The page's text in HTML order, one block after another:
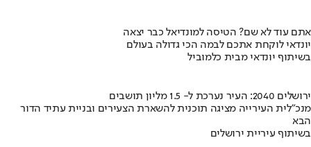
אתם עוד לא שם? הטיסה למונדיאל כבר יצאה
יונדאי לוקחת אתכם לבמה הכי גדולה בעולם
בשיתוף יונדאי מבית כלמוביל
ירושלים 2040: העיר נערכת ל- 1.5 מליון תושבים
מנכ"לית העירייה מציגה תוכנית להשארת הצעירים ובניית עתיד הדור
הבא
בשיתוף עיריית ירושלים